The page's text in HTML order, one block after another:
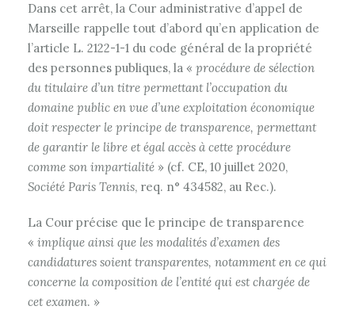
Dans cet arrêt, la Cour administrative d’appel de
Marseille rappelle tout d’abord qu’en application de
l’article L. 2122-1-1 du code général de la propriété
des personnes publiques, la « procédure de sélection
du titulaire d’un titre permettant l’occupation du
domaine public en vue d’une exploitation économique
doit respecter le principe de transparence, permettant
de garantir le libre et égal accès à cette procédure
comme son impartialité » (cf. CE, 10 juillet 2020,
Société Paris Tennis, req. n° 434582, au Rec.).
La Cour précise que le principe de transparence
« implique ainsi que les modalités d’examen des
candidatures soient transparentes, notamment en ce qui
concerne la composition de l’entité qui est chargée de
cet examen. »